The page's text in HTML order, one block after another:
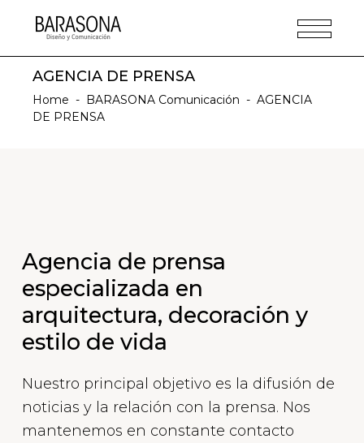
AGENCIA DE PRENSA
Home - BARASONA Comunicación - AGENCIA
DE PRENSA
Agencia de prensa
especializada en
arquitectura, decoración y
estilo de vida
Nuestro principal objetivo es la difusión de
noticias y la relación con la prensa. Nos
mantenemos en constante contacto